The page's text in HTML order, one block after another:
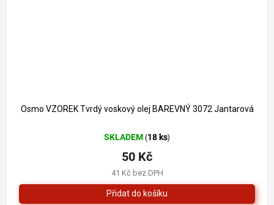
Osmo VZOREK Tvrdý voskový olej BAREVNÝ 3072 Jantarová
SKLADEM (18 ks)
41 Kč bez DPH
50 Kč